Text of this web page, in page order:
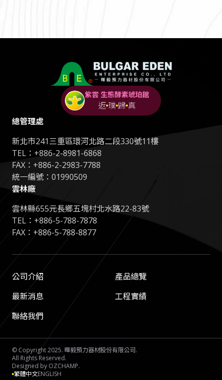
紫雲 生態酵素琥珀館
返 璞 歸 真
公司介紹
產品總覽
最新消息
工程實績
聯絡我們
總管理處
新北市241三重區環河北路二段330號11樓
TEL： +886-2-8981-6868
FAX：+886-2-2983-7788
統一編號：01990509
雲林廠
雲林縣655元長鄉五塊村北水路22-83號
TEL： +886-5-788-7878
FAX：+886-5-788-8877
© Copyright 2025. 暉毅預力器材股份有限公司.
All Rights Reserved.
Designed by OZCHAMP.
繁體中文ENGLISH